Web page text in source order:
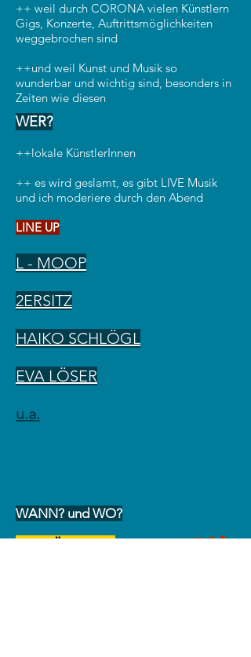
++ weil durch CORONA vielen Künstlern
Gigs, Konzerte, Auftrittsmöglichkeiten
weggebrochen sind
++und weil Kunst und Musik so
wunderbar und wichtig sind, besonders in
Zeiten wie diesen
WER?
++lokale KünstlerInnen
++ es wird geslamt, es gibt LIVE Musik
und ich moderiere durch den Abend
LINE UP
L - MOOP
2ERSITZ
HAIKO SCHLÖGL
EVA LÖSER
u.a.
WANN? und WO?
26. MÄRZ 2021
verschoben